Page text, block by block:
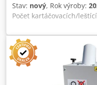
Stav: nový, Rok výroby:
Počet kartáčovacích/
posuvu 10 m/min. Max.
nástrojů 190 mm Výkon
jednotku 4,65 kW
400 - Pracovní šířka 300
mm - Pracovní délka
Rychlost kartáče 1500